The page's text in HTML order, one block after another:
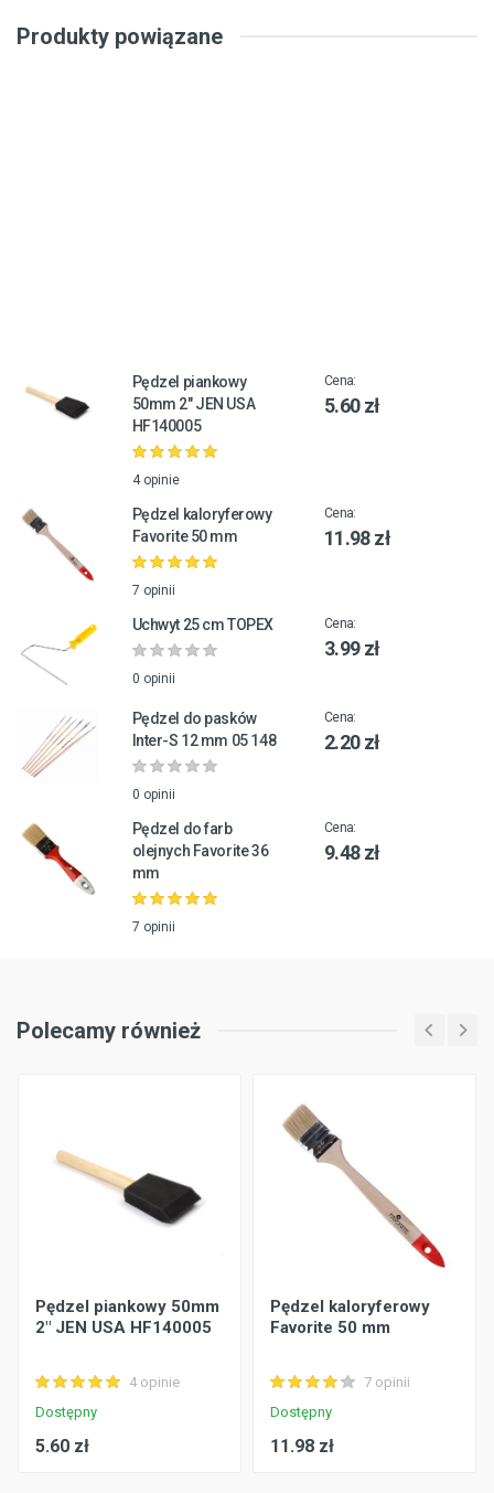
Produkty powiązane
Pędzel piankowy
50mm 2" JEN USA
HF140005
4 opinie
Cena:
5.60 zł
Pędzel kaloryferowy
Favorite 50 mm
7 opinii
Cena:
11.98 zł
Uchwyt 25 cm TOPEX
0 opinii
Cena:
3.99 zł
Pędzel do pasków
Inter-S 12 mm 05 148
0 opinii
Cena:
2.20 zł
Pędzel do farb
olejnych Favorite 36
mm
7 opinii
Cena:
9.48 zł
Polecamy również
Pędzel piankowy 50mm
2" JEN USA HF140005
4 opinie
Dostępny
5.60 zł
Pędzel kaloryferowy
Favorite 50 mm
7 opinii
Dostępny
11.98 zł